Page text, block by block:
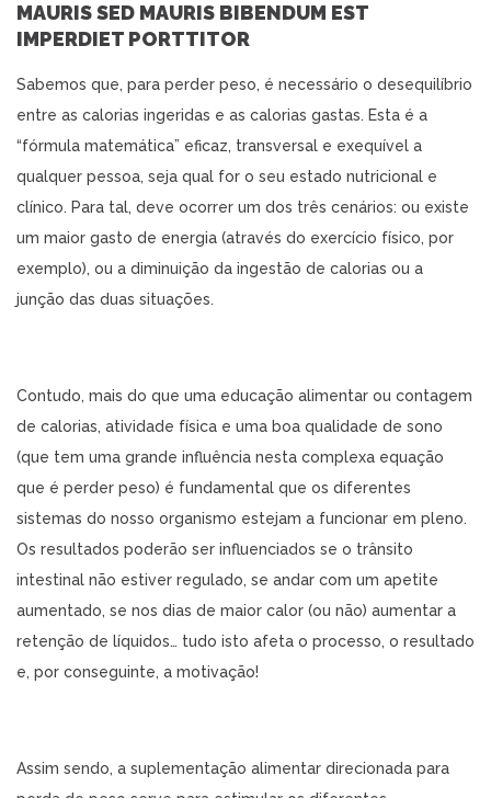
MAURIS SED MAURIS BIBENDUM EST
IMPERDIET PORTTITOR
Sabemos que, para perder peso, é necessário o desequilíbrio
entre as calorias ingeridas e as calorias gastas. Esta é a
“fórmula matemática” eficaz, transversal e exequível a
qualquer pessoa, seja qual for o seu estado nutricional e
clínico. Para tal, deve ocorrer um dos três cenários: ou existe
um maior gasto de energia (através do exercício físico, por
exemplo), ou a diminuição da ingestão de calorias ou a
junção das duas situações.
Contudo, mais do que uma educação alimentar ou contagem
de calorias, atividade física e uma boa qualidade de sono
(que tem uma grande influência nesta complexa equação
que é perder peso) é fundamental que os diferentes
sistemas do nosso organismo estejam a funcionar em pleno.
Os resultados poderão ser influenciados se o trânsito
intestinal não estiver regulado, se andar com um apetite
aumentado, se nos dias de maior calor (ou não) aumentar a
retenção de líquidos… tudo isto afeta o processo, o resultado
e, por conseguinte, a motivação!
Assim sendo, a suplementação alimentar direcionada para